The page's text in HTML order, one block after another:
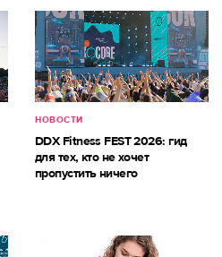
НОВОСТИ
DDX Fitness FEST 2026: гид
для тех, кто не хочет
пропустить ничего